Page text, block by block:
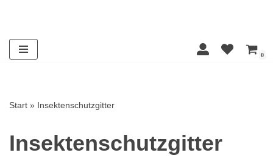
Inhalt
0
Start » Insektenschutzgitter
Insektenschutzgitter